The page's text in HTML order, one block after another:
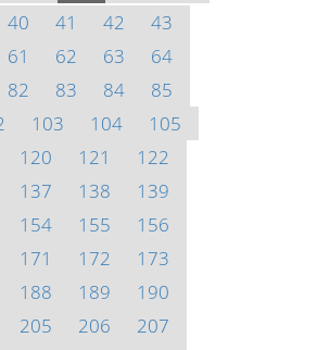
40 41 42
43
61 62 63
64
82 83 84
85
103 104
105
120 121
122
137 138
139
154 155
156
171 172
173
188 189
190
205 206
207